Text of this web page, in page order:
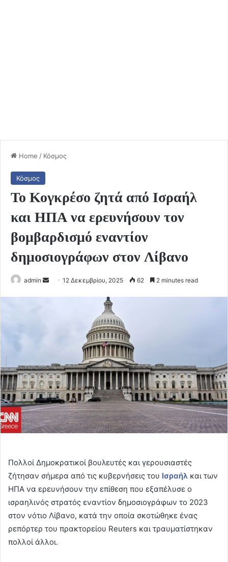
Home / Κόσμος
Κόσμος
Το Κογκρέσο ζητά από Ισραήλ
και ΗΠΑ να ερευνήσουν τον
βομβαρδισμό εναντίον
δημοσιογράφων στον Λίβανο
admin
Send12 Δεκεμβρίου, 2025 62 2 minutes read
Πολλοί Δημοκρατικοί βουλευτές και γερουσιαστές
ζήτησαν σήμερα από τις κυβερνήσεις του Ισραήλ και των
ΗΠΑ να ερευνήσουν την επίθεση που εξαπέλυσε ο
ισραηλινός στρατός εναντίον δημοσιογράφων το 2023
στον νότιο Λίβανο, κατά την οποία σκοτώθηκε ένας
ρεπόρτερ του πρακτορείου Reuters και τραυματίστηκαν
πολλοί άλλοι.